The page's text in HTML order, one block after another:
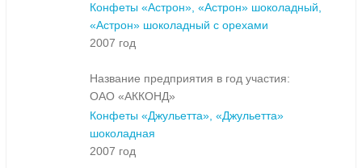
Конфеты «Астрон», «Астрон» шоколадный,
«Астрон» шоколадный с орехами
2007 год
Название предприятия в год участия:
ОАО «АККОНД»
Конфеты «Джульетта», «Джульетта»
шоколадная
2007 год